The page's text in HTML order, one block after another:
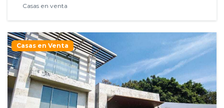
Casas en venta
Casas en Venta